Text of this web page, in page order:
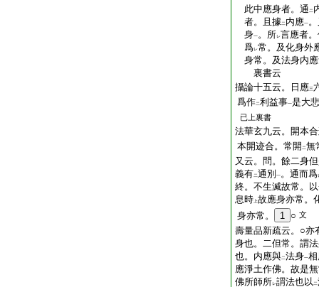
此中應身者。通 二
者。且據二 内應一
身一。所レ言應者
爲レ常。及化身外
身常。及法身内
裏書云
攝論十五云。日應三
爲作二利益事一是大
已上裏書
法華玄九云。開本
本開迹合。常開 二無
又云。問。餘二身
義有二通別 一。通而爲
終。不生滅故常。以
息時 上故應身亦常。
身亦常。
1 ○ 文
壽量品新疏云。○亦
身也。二但常。謂
也。内應與二法身一
應淨土作佛。故是
佛所師所レ謂法也以 二